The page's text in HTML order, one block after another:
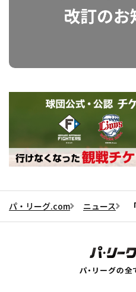
パ・リーグ.com ニュース